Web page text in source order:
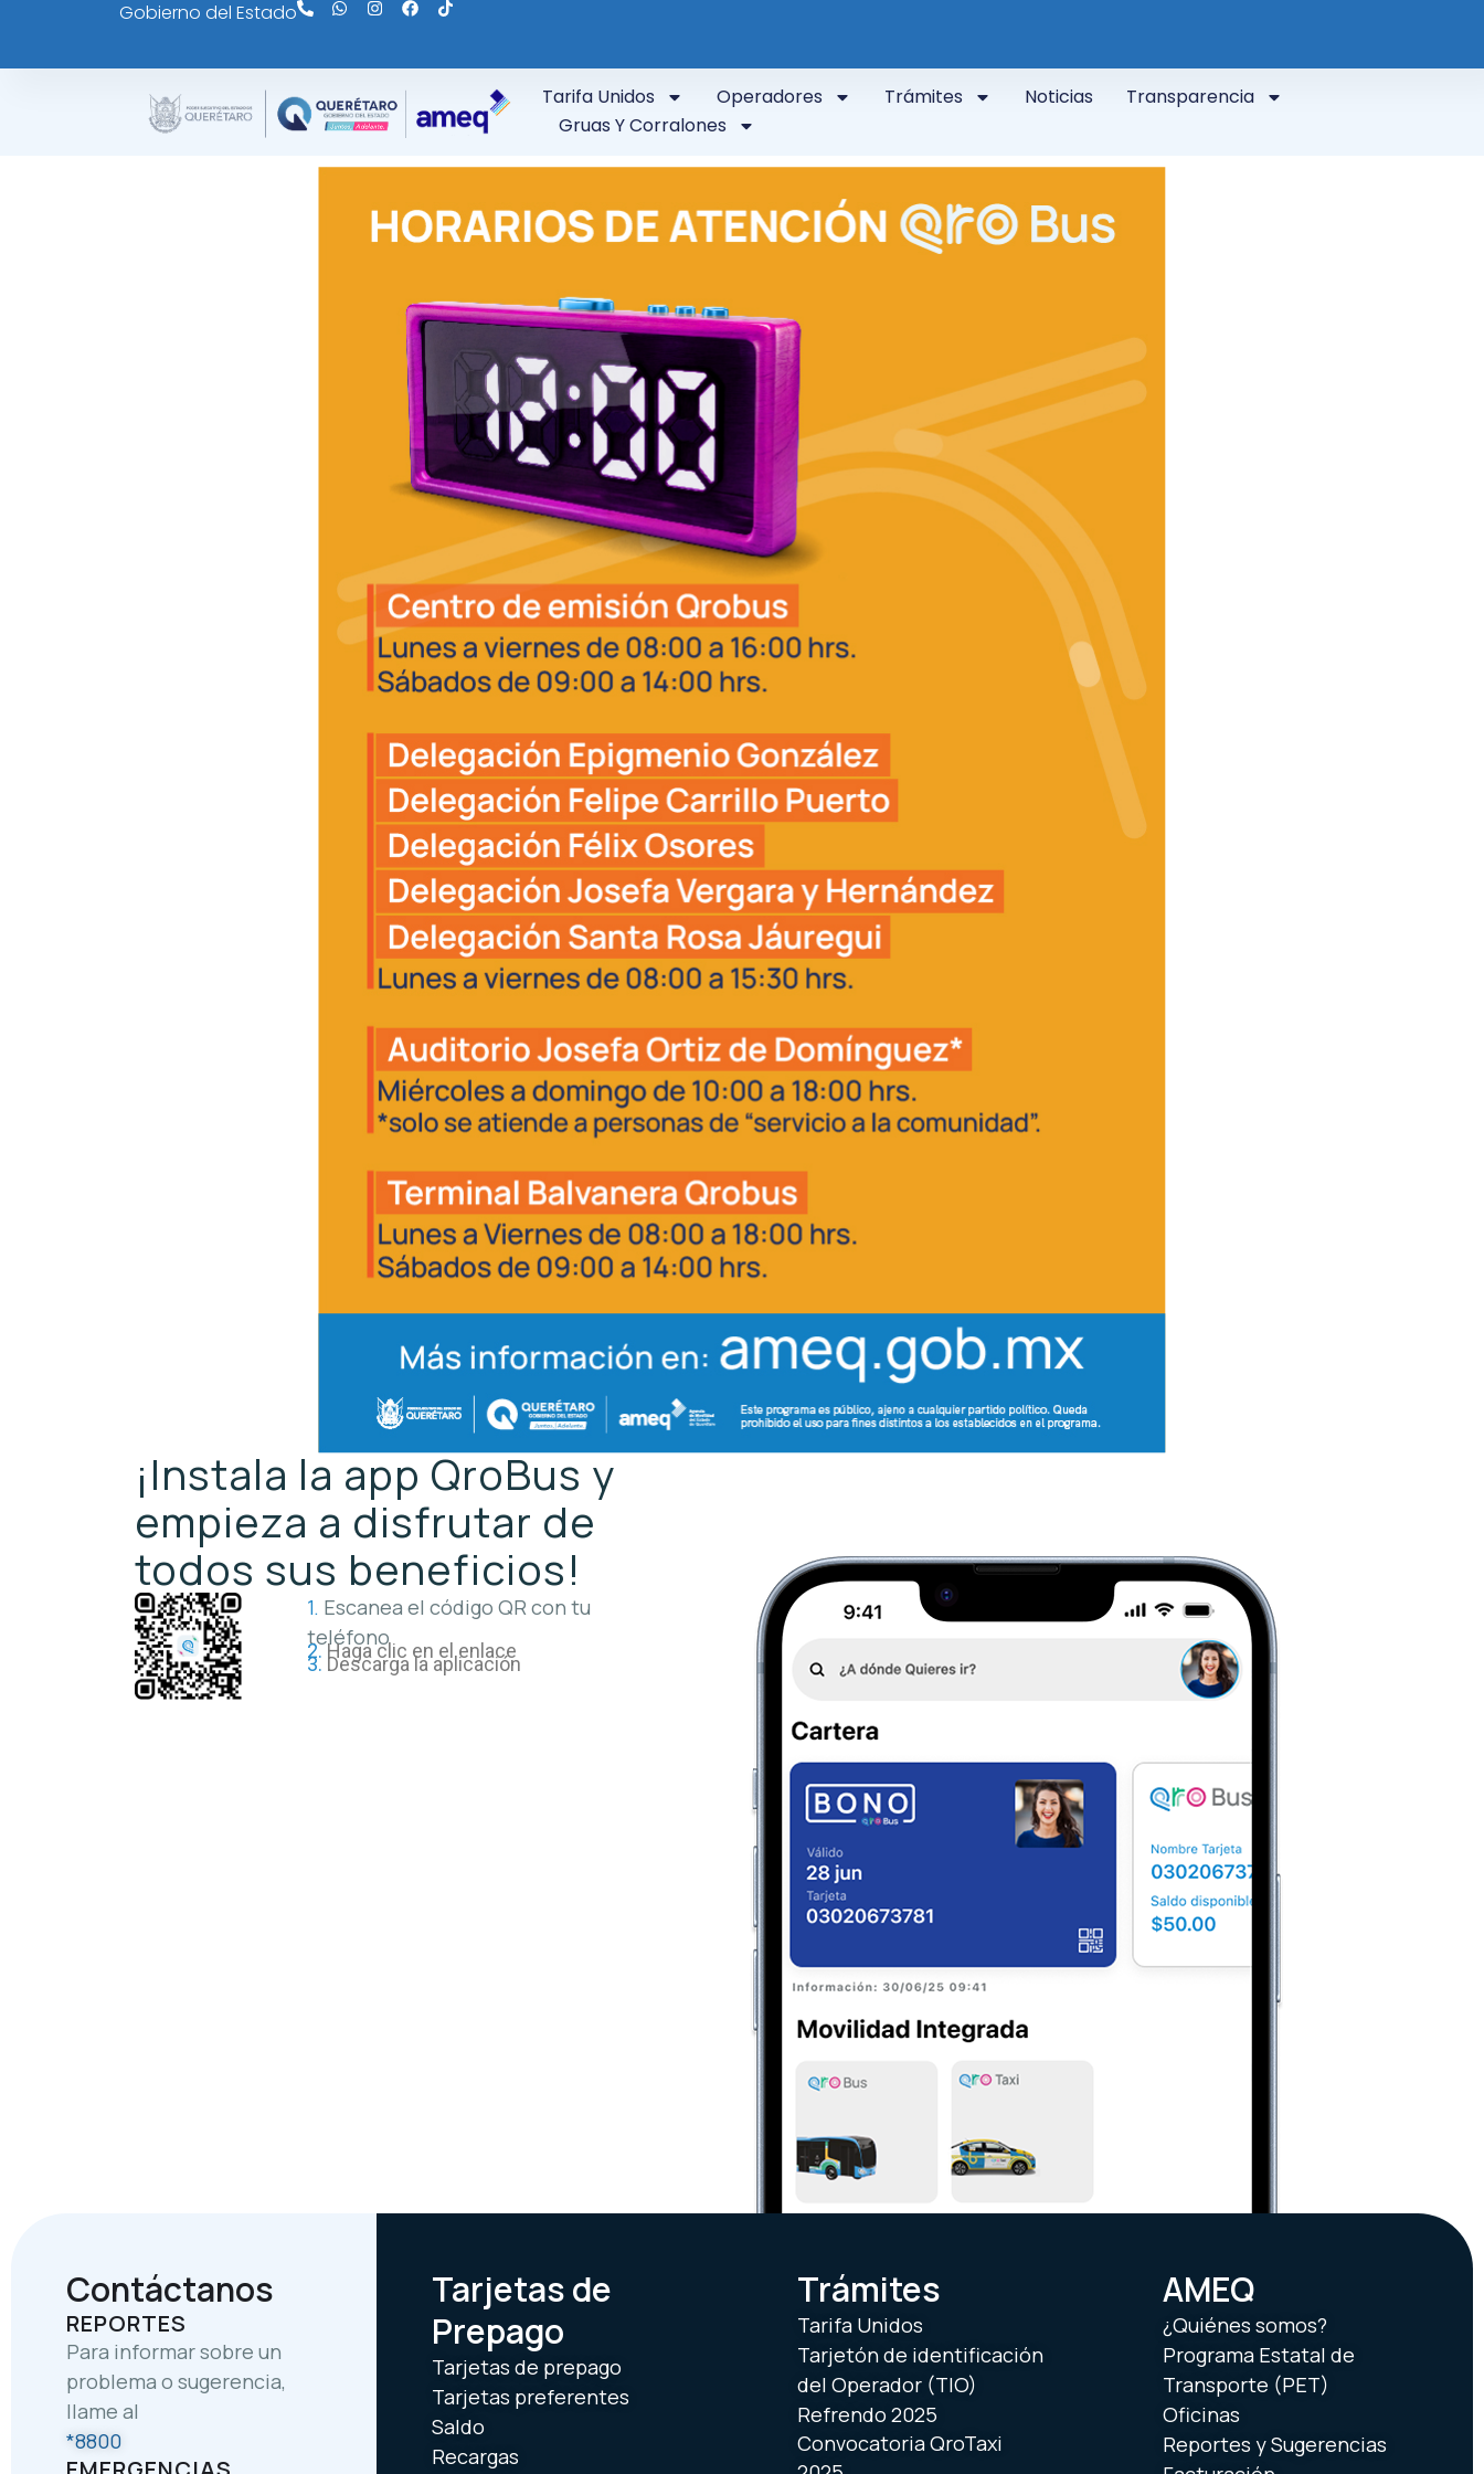
Gobierno del Estado
Tarifa Unidos Operadores Trámites Noticias
Transparencia
Gruas Y Corralones
¡Instala la app QroBus y
empieza a disfrutar de
todos sus beneficios!
1. Escanea el código QR con tu
teléfono
2.Haga clic en el enlace
3. Descarga la aplicación
Contáctanos
REPORTES
Para informar sobre un
problema o sugerencia,
llame al
*8800
Tarjetas de
Prepago
Tarjetas de prepago
Tarjetas preferentes
Saldo
Recargas
Trámites
Tarifa Unidos
Tarjetón de identificación
del Operador (TIO)
Refrendo 2025
Convocatoria QroTaxi
AMEQ
¿Quiénes somos?
Programa Estatal de
Transporte (PET)
Oficinas
Reportes y Sugerencias